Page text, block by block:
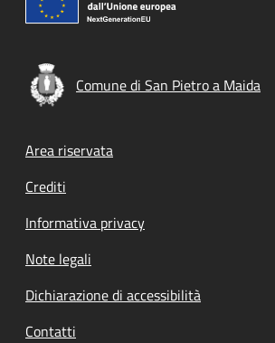
Comune di San Pietro a Maida
Footer menu
Area riservata
Crediti
Informativa privacy
Note legali
Dichiarazione di accessibilità
Contatti